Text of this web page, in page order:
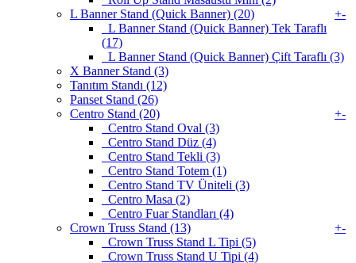
L Banner Stand (Quick Banner) (20)
+-
L Banner Stand (Quick Banner) Tek Taraflı
(17)
L Banner Stand (Quick Banner) Çift Taraflı (3)
X Banner Stand (3)
Tanıtım Standı (12)
Panset Stand (26)
Centro Stand (20)
+-
Centro Stand Oval (3)
Centro Stand Düz (4)
Centro Stand Tekli (3)
Centro Stand Totem (1)
Centro Stand TV Üniteli (3)
Centro Masa (2)
Centro Fuar Standları (4)
Crown Truss Stand (13)
+-
Crown Truss Stand L Tipi (5)
Crown Truss Stand U Tipi (4)